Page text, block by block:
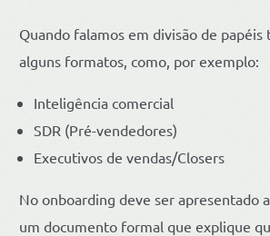
Quando falamos em divisão de
alguns formatos, como, por exemplo:
Inteligência comercial
SDR (Pré-vendedores)
Executivos de vendas/Closers
No onboarding deve ser apresentado
um documento formal que explique